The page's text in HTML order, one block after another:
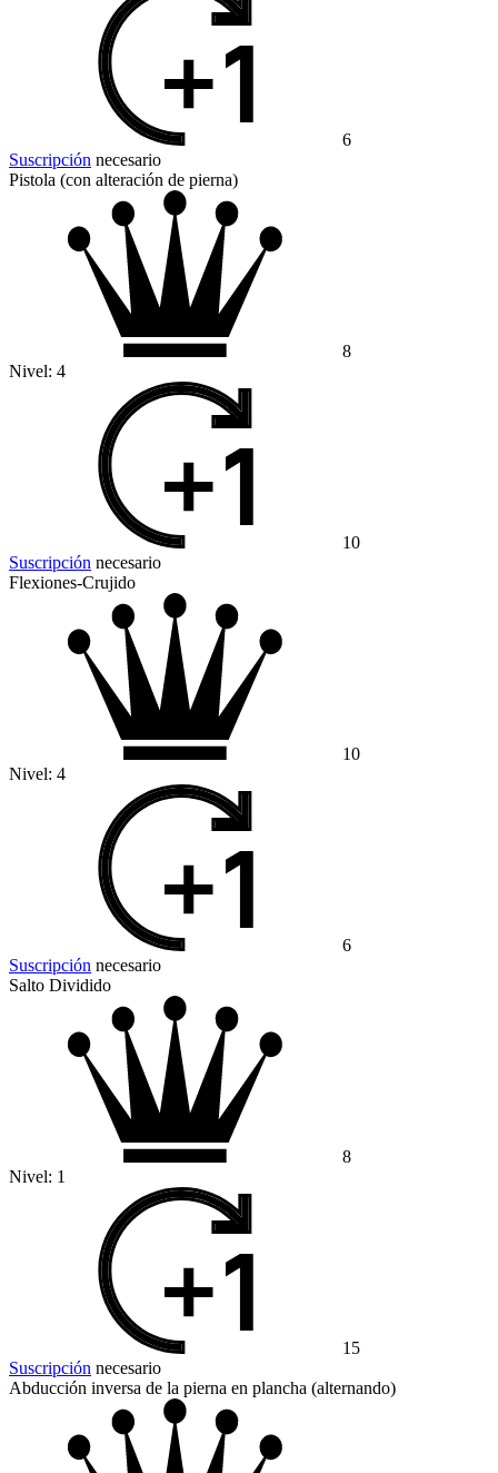
6
Suscripción necesario
Pistola (con alteración de pierna)
8
Nivel: 4
10
Suscripción necesario
Flexiones-Crujido
10
Nivel: 4
6
Suscripción necesario
Salto Dividido
8
Nivel: 1
15
Suscripción necesario
Abducción inversa de la pierna en plancha (alternando)